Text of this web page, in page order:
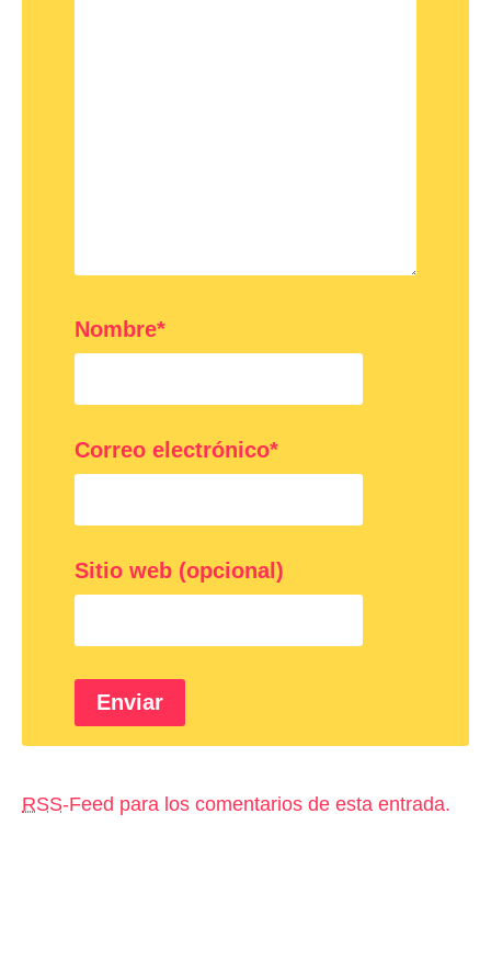
Nombre*
Correo electrónico*
Sitio web (opcional)
RSS-Feed para los comentarios de esta entrada.